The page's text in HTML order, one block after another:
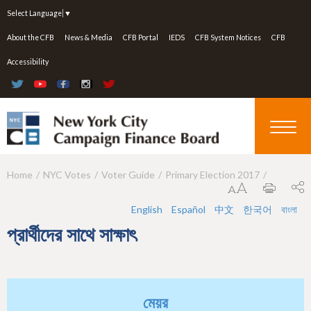
Select Language ▼
About the CFB News & Media CFB Portal IEDS CFB System Notices CFB
Accessibility
Y
u
a
Home NYC Votes Voter Guide Primary Election 2017
English Español 中文 한국어 বাংলা
প্রার্থীদের সাথে সাক্ষাৎ
মেয়র